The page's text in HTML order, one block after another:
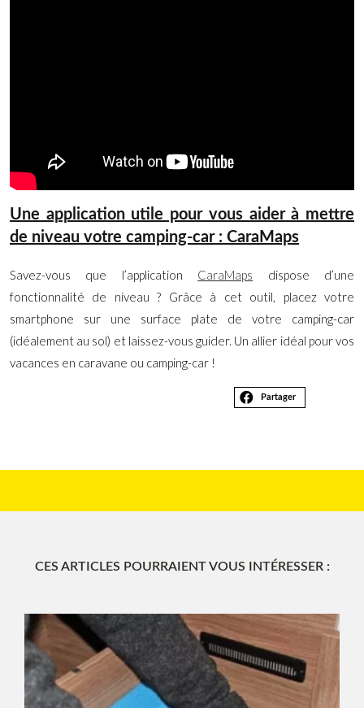
Une application utile pour vous aider à mettre
de niveau votre camping-car : CaraMaps
Savez-vous que l’application CaraMaps dispose d’une
fonctionnalité de niveau ? Grâce à cet outil, placez votre
smartphone sur une surface plate de votre camping-car
(idéalement au sol) et laissez-vous guider. Un allier idéal pour vos
vacances en caravane ou camping-car !
Partager
CES ARTICLES POURRAIENT VOUS INTÉRESSER :